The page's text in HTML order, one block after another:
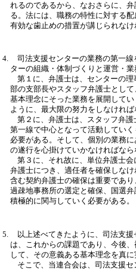
れるのであるから、なおさらに、
る。法には、職務の特性に対する
有効な歯止めの措置が講じられなけ
司法支援センターの業務の第一
ターの組織・体制づくりと運営・
第１に、弁護士は、センターの
部の支部長やスタッフ弁護士とし
基本理念にそった業務を展開して
ように、最大限の努力をしなければ
第２に、弁護士は、スタッフ弁
第一線で中心となって活動してい
必要がある。そして、個別の業務
の遂行を心掛けていかなければなら
第３に、それ故に、単位弁護士
弁護士につき、適任者を確保しな
含む契約弁護士の確保は重要であ
過疎地事務所の選定と確保、国選
積極的に関与していく必要がある。
以上述べてきたように、司法支
は、これからの課題であり、今後
して、その意義ある基本理念を真
そこで、当連合会は、司法支援